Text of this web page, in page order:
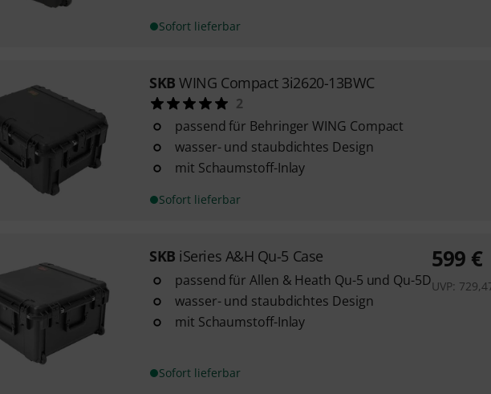
Sofort lieferbar
SKB WING Compact 3i2620-13BWC
2
passend für Behringer WING Compact
wasser- und staubdichtes Design
mit Schaumstoff-Inlay
Sofort lieferbar
SKB iSeries A&H Qu-5 Case
passend für Allen & Heath Qu-5 und Qu-5D
wasser- und staubdichtes Design
mit Schaumstoff-Inlay
Sofort lieferbar
599 €
UVP: